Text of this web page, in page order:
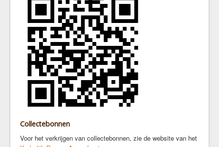
Collectebonnen
Voor het verkrijgen van collectebonnen, zie de website van het